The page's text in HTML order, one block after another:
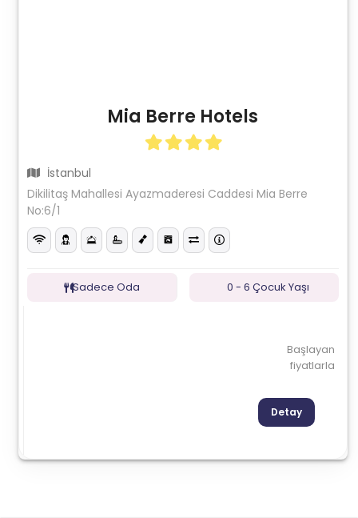
Mia Berre Hotels
İstanbul
Dikilitaş Mahallesi Ayazmaderesi Caddesi Mia Berre
No:6/1
Sadece Oda 0 - 6 Çocuk Yaşı
Başlayan
fiyatlarla
Detay